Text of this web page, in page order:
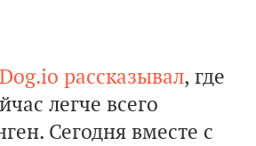
рассказывал, где
легче всего
Сегодня вместе с